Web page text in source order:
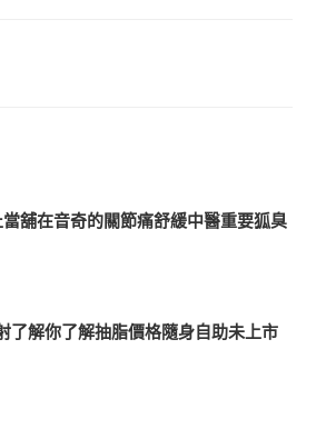
舖在音奇的關節痛舒緩中醫重要狐臭
了解你了解抽脂價格隨身自助未上市